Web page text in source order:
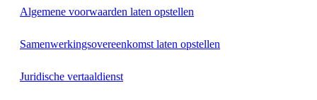
Algemene voorwaarden laten opstellen
Samenwerkingsovereenkomst laten opstellen
Juridische vertaaldienst